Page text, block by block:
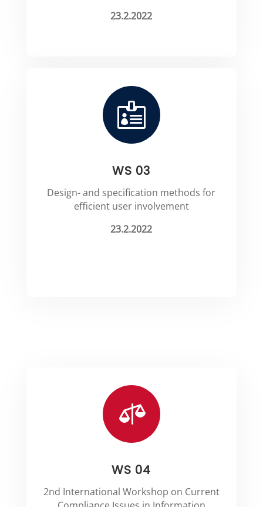
23.2.2022

WS 03
Design- and specification methods for
efficient user involvement
23.2.2022

WS 04
2nd International Workshop on Current